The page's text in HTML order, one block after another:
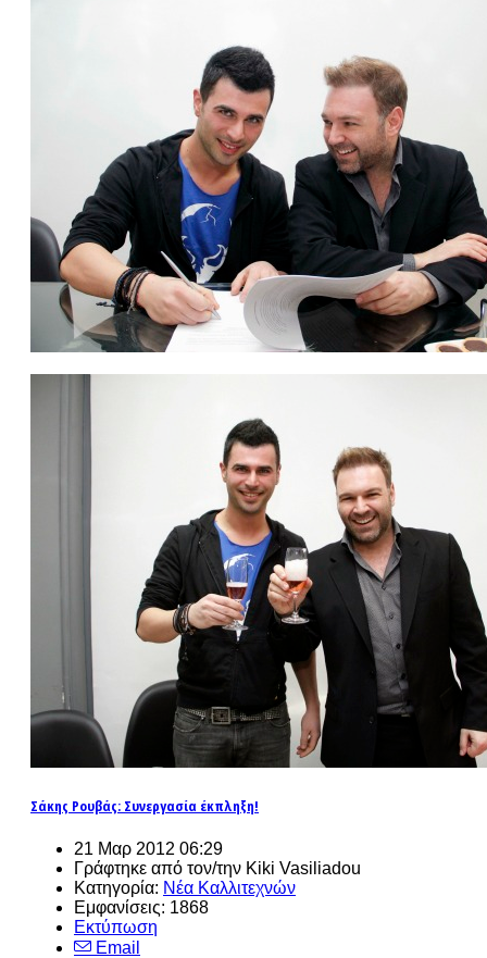
Σάκης Ρουβάς: Συνεργασία έκπληξη!
21 Μαρ 2012 06:29
Γράφτηκε από τον/την Kiki Vasiliadou
Κατηγορία: Νέα Καλλιτεχνών
Εμφανίσεις: 1868
Εκτύπωση
Email